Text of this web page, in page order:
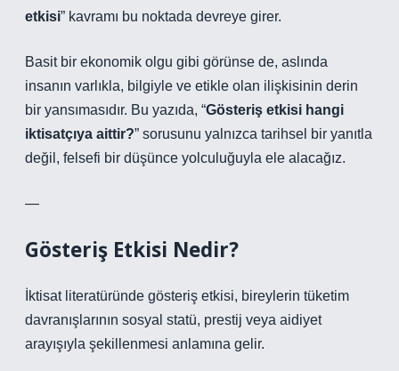
etkisi” kavramı bu noktada devreye girer.
Basit bir ekonomik olgu gibi görünse de, aslında
insanın varlıkla, bilgiyle ve etikle olan ilişkisinin derin
bir yansımasıdır. Bu yazıda, “Gösteriş etkisi hangi
iktisatçıya aittir?” sorusunu yalnızca tarihsel bir yanıtla
değil, felsefi bir düşünce yolculuğuyla ele alacağız.
—
Gösteriş Etkisi Nedir?
İktisat literatüründe gösteriş etkisi, bireylerin tüketim
davranışlarının sosyal statü, prestij veya aidiyet
arayışıyla şekillenmesi anlamına gelir.